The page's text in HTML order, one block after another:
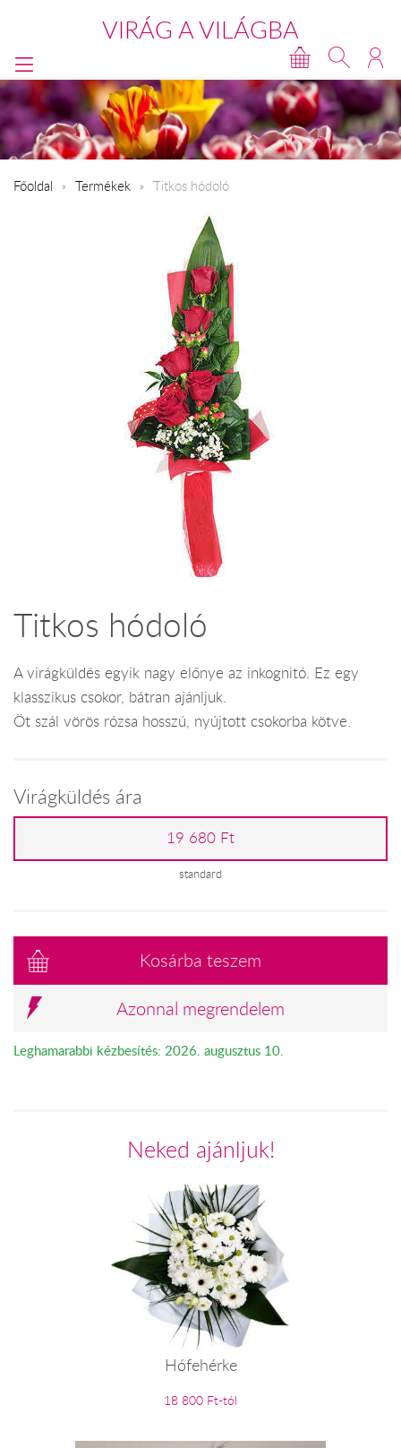
VIRÁG A VILÁGBA
Főoldal Termékek Titkos hódoló
Titkos hódoló
A virágküldés egyik nagy előnye az inkognitó. Ez egy
klasszikus csokor, bátran ajánljuk.
Öt szál vörös rózsa hosszú, nyújtott csokorba kötve.
Virágküldés ára
19 680 Ft
standard
Kosárba teszem
Azonnal megrendelem
Leghamarabbi kézbesítés: 2026. augusztus 10.
Neked ajánljuk!
Hófehérke
18 800 Ft-tól